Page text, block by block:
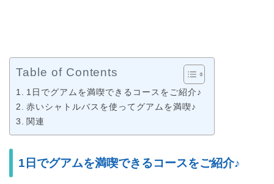
Table of Contents
1日でグアムを満喫できるコースをご紹介♪
赤いシャトルバスを使ってグアムを満喫♪
関連
1日でグアムを満喫できるコースをご紹介♪